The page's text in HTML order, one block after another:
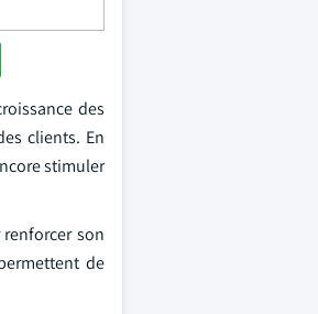
des
clients. En
stimuler
son
de